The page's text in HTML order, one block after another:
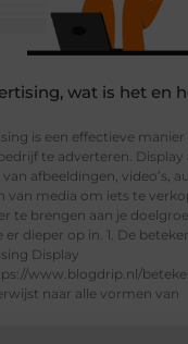
wat is het en
is een effectieve
te adverteren. Display
afbeeldingen, video’s,
van media om iets te
te brengen aan je
dieper op in. 1. De
Display
www.blogdrip.nl/
naar alle vormen van